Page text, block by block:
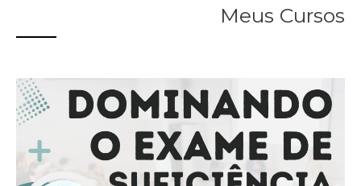
Meus Cursos